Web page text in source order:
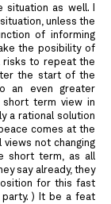
as well. I
unless the
of informing
the posibility of
risks to repeat the
the start of the
an even greater
term view in
a rational solution
comes at the
not changing
short term, as all
say already, they
for this fast
) It be a feat